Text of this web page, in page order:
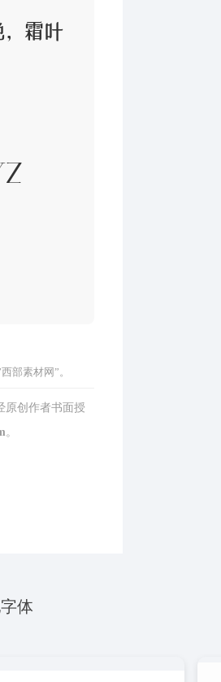
霜叶
部素材网”。
原创作者书面授
体